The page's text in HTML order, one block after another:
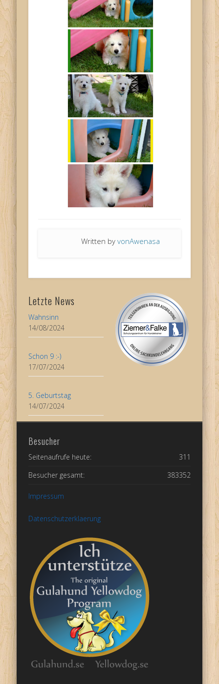
Written byvonAwenasa
Letzte News
Wahnsinn
14/08/2024
Schon 9 :-)
17/07/2024
5. Geburtstag
14/07/2024
Besucher
311
Seitenaufrufe heute:
383352
Besucher gesamt:
Impressum
Datenschutzerklaerung